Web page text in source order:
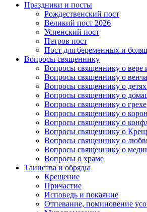
Праздники и посты
Рождественский пост
Великий пост 2026
Успенский пост
Петров пост
Пост для беременных и
Вопросы священнику
Вопросы священнику о вере
Вопросы священнику о
Вопросы священнику о
Вопросы священнику о
Вопросы священнику о грехе
Вопросы священнику о
Вопросы священнику о
Вопросы священнику о
Вопросы священнику о
Вопросы священнику о
Вопросы о храме
Таинства и обряды
Крещение
Причастие
Исповедь и покаяние
Отпевание, поминовение